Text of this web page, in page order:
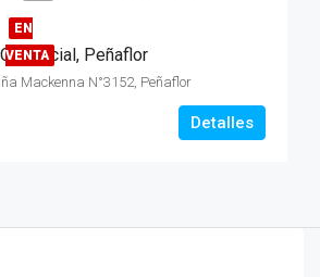
EN
VENTA
Peñaflor
Mackenna N°3152, Peñaflor
Detalles